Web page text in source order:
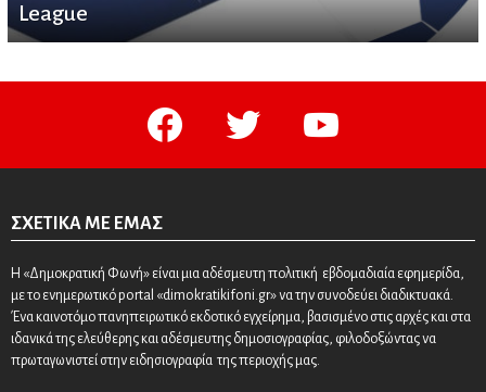
League
facebook twitter youtube
ΣΧΕΤΙΚΆ ΜΕ ΕΜΆΣ
Η «Δημοκρατική Φωνή» είναι μια αδέσμευτη πολιτική εβδομαδιαία εφημερίδα,
με το ενημερωτικό portal «dimokratikifoni.gr» να την συνοδεύει διαδικτυακά.
Ένα καινοτόμο πανηπειρωτικό εκδοτικό εγχείρημα, βασισμένο στις αρχές και στα
ιδανικά της ελεύθερης και αδέσμευτης δημοσιογραφίας, φιλοδοξώντας να
πρωταγωνιστεί στην ειδησιογραφία της περιοχής μας.